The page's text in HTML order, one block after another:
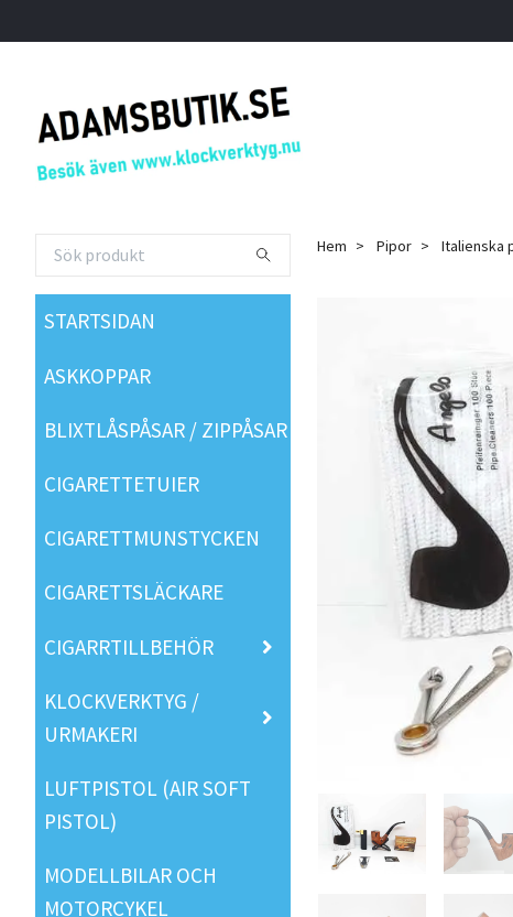
STARTSIDAN
ASKKOPPAR
BLIXTLÅSPÅSAR / ZIPPÅSAR
CIGARETTETUIER
CIGARETTMUNSTYCKEN
CIGARETTSLÄCKARE
CIGARRTILLBEHÖR
KLOCKVERKTYG /
URMAKERI
LUFTPISTOL (AIR SOFT
PISTOL)
MODELLBILAR OCH
MOTORCYKEL
Hem Pipor Italienska